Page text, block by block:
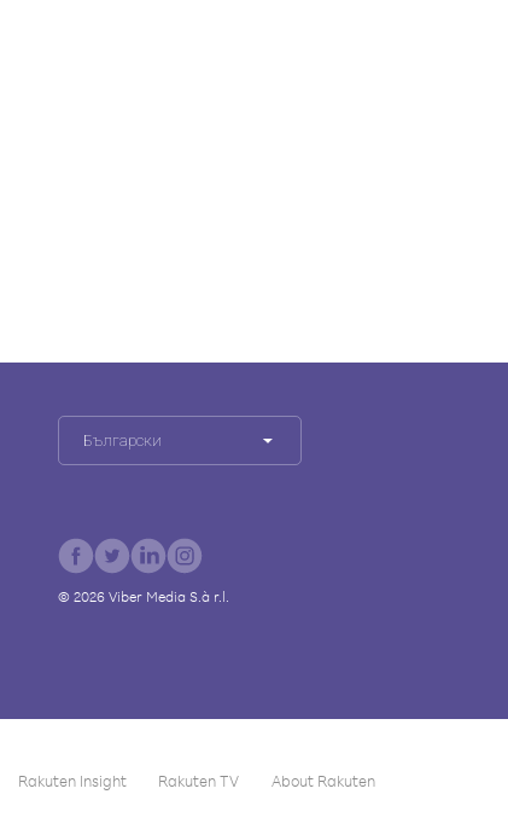
Български
© 2026 Viber Media S.à r.l.
Rakuten Insight Rakuten TV About Rakuten